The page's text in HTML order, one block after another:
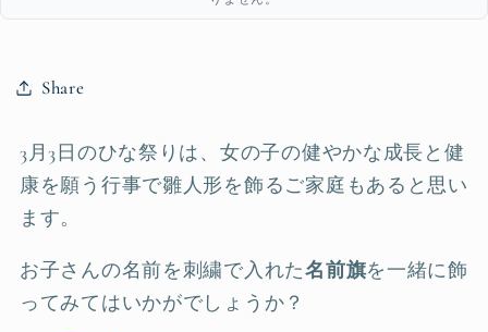
Share
3月3日のひな祭りは、女の子の健やかな成長と健
康を願う行事で雛人形を飾るご家庭もあると思い
ます。
お子さんの名前を刺繍で入れた名前旗を一緒に飾
ってみてはいかがでしょうか？